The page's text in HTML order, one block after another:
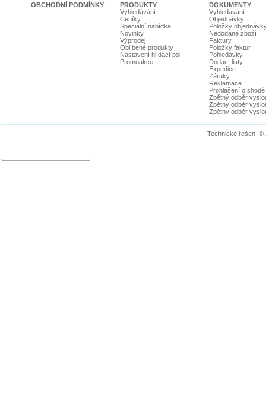
OBCHODNÍ PODMÍNKY
PRODUKTY
Vyhledávání
Ceníky
Speciální nabídka
Novinky
Výprodej
Oblíbené produkty
Nastavení hlídací psi
Promoakce
DOKUMENTY
Vyhledávání
Objednávky
Položky
Nedodané zboží
Faktury
Položky faktur
Pohledávky
Dodací listy
Expedice
Záruky
Reklamace
Prohlášení o shodě
Zpětný odběr
Zpětný odběr
Zpětný odběr
Technické řešení ©